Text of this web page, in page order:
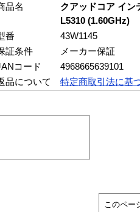
品名
クアッドコア イン
L5310 (1.60GHz)
番
43W1145
証条件
メーカー保証
コード
4968665639101
品について
特定商取引法に基
このペー